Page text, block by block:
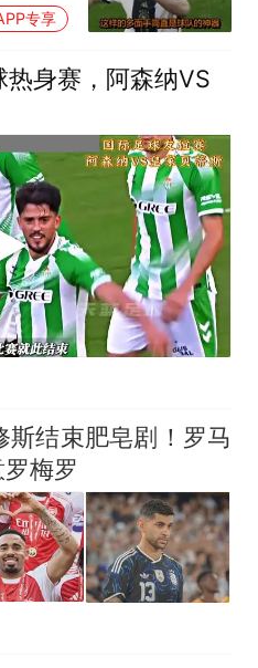
专享
身赛，阿森纳VS
斯结束肥皂剧！罗马
梅罗